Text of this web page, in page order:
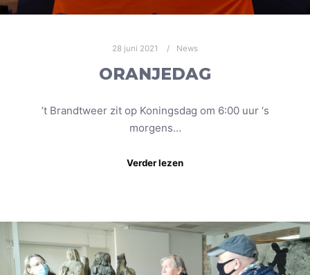
28 juni 2021 News
ORANJEDAG
’t Brandtweer zit op Koningsdag om 6:00 uur ‘s
morgens…
Verder lezen